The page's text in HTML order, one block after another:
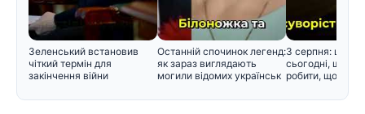
Зеленський встановив
чіткий термін для
закінчення війни
Останній спочинок легенд:
як зараз виглядають
могили відомих українськ
3 серпня:
сьогодні, що
робити, щоб не